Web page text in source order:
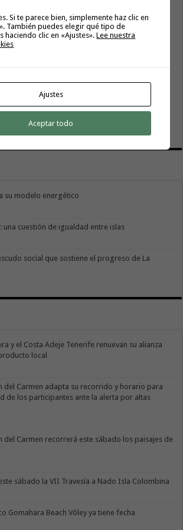
su modelo energético
una cuestión de igualdad entre islas
social que sostiene el progreso de La
y el Costa Adeje Tenerife renuevan su alianza
local
del Carmen adapta su recorrido y horario para
de los participantes ante la alerta por altas
del Carmen recorrerá este sábado los paisajes de
sábado la VII Travesía a Nado Isla Colombina
Gomahara Beach Vóley ya tiene fecha
Si te parece bien, simplemente haz clic en
También puedes elegir qué tipo de
haciendo clic en «Ajustes».Lee nuestra
Ajustes
Aceptar todo